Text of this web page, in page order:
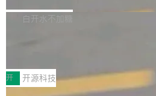
个主 agent 循环，外加一组后台 agent
库，并将作为transport接入Mooncake
MPComm将作为一种传输引擎接入
ENT，实现零拷贝传输性能提升30%、
白开水不加糖
型案例入选名单》，深信服“面向企业
开源 AI 编程平台 CoStrict 应用”凭借
开 开源科技